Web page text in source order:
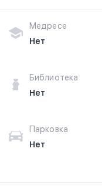
Медресе
Нет
Библиотека
Нет
Парковка
Нет